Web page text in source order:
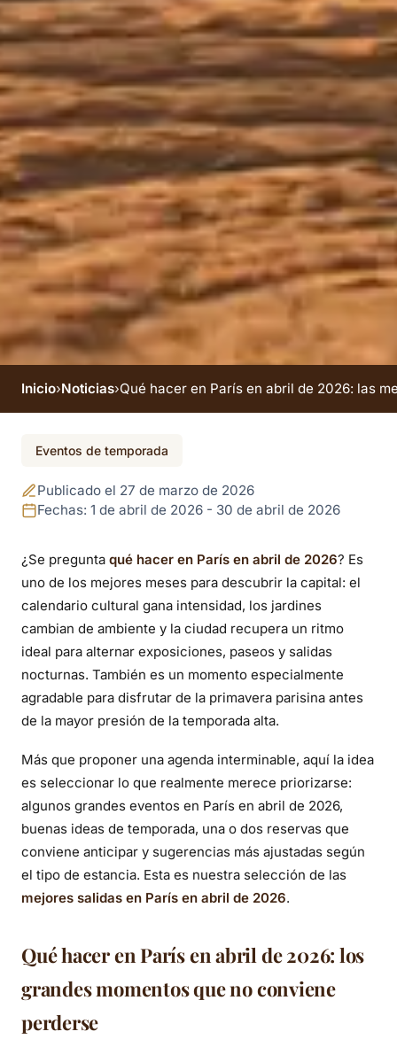
Qué hacer en París
en abril de 2026: las
mejores salidas y
eventos para
priorizar.
Inicio›Noticias›Qué hacer en París en abril de 2026: las
Eventos de temporada
Publicado el 27 de marzo de 2026
Fechas: 1 de abril de 2026 - 30 de abril de 2026
¿Se pregunta qué hacer en París en abril de 2026? Es
uno de los mejores meses para descubrir la capital: el
calendario cultural gana intensidad, los jardines
cambian de ambiente y la ciudad recupera un ritmo
ideal para alternar exposiciones, paseos y salidas
nocturnas. También es un momento especialmente
agradable para disfrutar de la primavera parisina antes
de la mayor presión de la temporada alta.
Más que proponer una agenda interminable, aquí la idea
es seleccionar lo que realmente merece priorizarse:
algunos grandes eventos en París en abril de 2026,
buenas ideas de temporada, una o dos reservas que
conviene anticipar y sugerencias más ajustadas según
el tipo de estancia. Esta es nuestra selección de las
mejores salidas en París en abril de 2026.
Qué hacer en París en abril de 2026: los
grandes momentos que no conviene
perderse